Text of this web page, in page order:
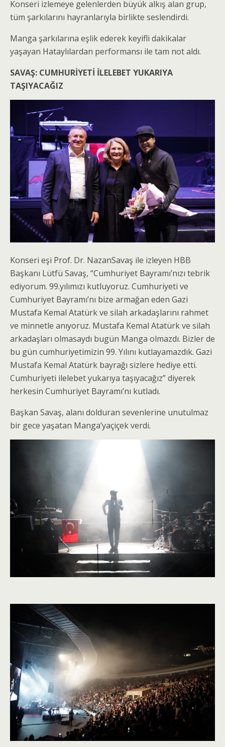
Konseri izlemeye gelenlerden büyük alkış alan grup,
tüm şarkılarını hayranlarıyla birlikte seslendirdi.
Manga şarkılarına eşlik ederek keyifli dakikalar
yaşayan Hataylılardan performansı ile tam not aldı.
SAVAŞ: CUMHURİYETİ İLELEBET YUKARIYA
TAŞIYACAĞIZ
Konseri eşi Prof. Dr. NazanSavaş ile izleyen HBB
Başkanı Lütfü Savaş, “Cumhuriyet Bayramı’nızı tebrik
ediyorum. 99.yılımızı kutluyoruz. Cumhuriyeti ve
Cumhuriyet Bayramı’nı bize armağan eden Gazi
Mustafa Kemal Atatürk ve silah arkadaşlarını rahmet
ve minnetle anıyoruz. Mustafa Kemal Atatürk ve silah
arkadaşları olmasaydı bugün Manga olmazdı. Bizler de
bu gün cumhuriyetimizin 99. Yılını kutlayamazdık. Gazi
Mustafa Kemal Atatürk bayrağı sizlere hediye etti.
Cumhuriyeti ilelebet yukarıya taşıyacağız” diyerek
herkesin Cumhuriyet Bayramı’nı kutladı.
Başkan Savaş, alanı dolduran sevenlerine unutulmaz
bir gece yaşatan Manga’yaçiçek verdi.